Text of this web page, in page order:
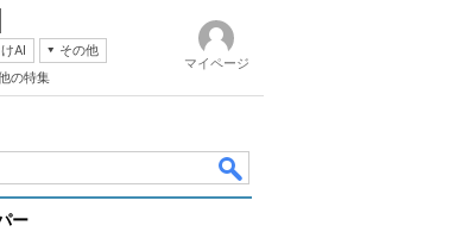
AI
その他
の特集
マイページ
ー